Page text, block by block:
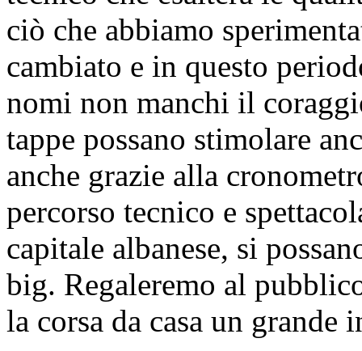
ciò che abbiamo
cambiato e in questo
nomi non manchi il
tappe possano stimolare
anche grazie alla
percorso tecnico e
capitale albanese, si
big. Regaleremo al
la corsa da casa un